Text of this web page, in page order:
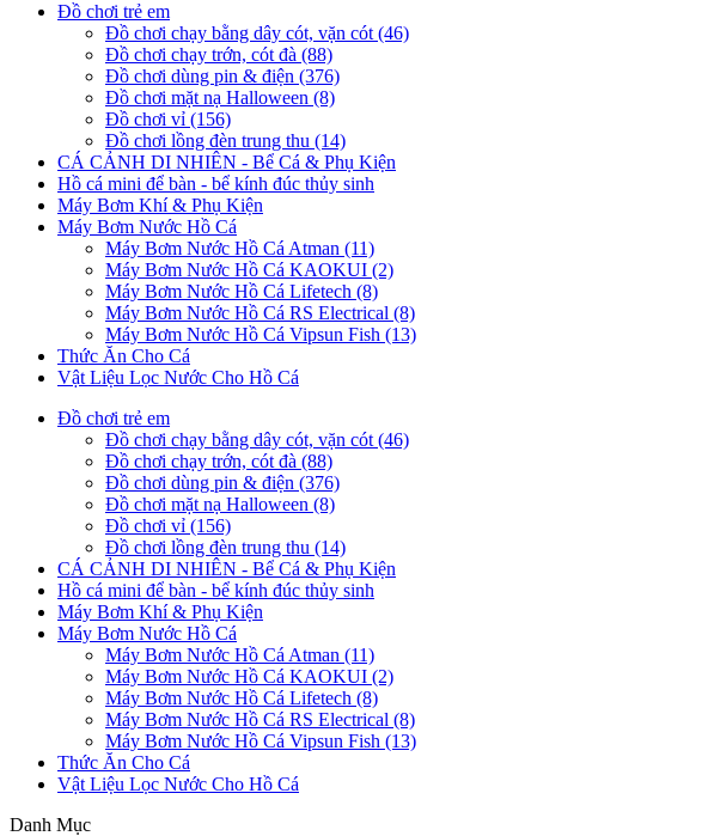
Đồ chơi trẻ em
Đồ chơi chạy bằng dây cót, vặn cót (46)
Đồ chơi chạy trớn, cót đà (88)
Đồ chơi dùng pin & điện (376)
Đồ chơi mặt nạ Halloween (8)
Đồ chơi vỉ (156)
Đồ chơi lồng đèn trung thu (14)
CÁ CẢNH DI NHIÊN - Bể Cá & Phụ Kiện
Hồ cá mini để bàn - bể kính đúc thủy sinh
Máy Bơm Khí & Phụ Kiện
Máy Bơm Nước Hồ Cá
Máy Bơm Nước Hồ Cá Atman (11)
Máy Bơm Nước Hồ Cá KAOKUI (2)
Máy Bơm Nước Hồ Cá Lifetech (8)
Máy Bơm Nước Hồ Cá RS Electrical (8)
Máy Bơm Nước Hồ Cá Vipsun Fish (13)
Thức Ăn Cho Cá
Vật Liệu Lọc Nước Cho Hồ Cá
Đồ chơi trẻ em
Đồ chơi chạy bằng dây cót, vặn cót (46)
Đồ chơi chạy trớn, cót đà (88)
Đồ chơi dùng pin & điện (376)
Đồ chơi mặt nạ Halloween (8)
Đồ chơi vỉ (156)
Đồ chơi lồng đèn trung thu (14)
CÁ CẢNH DI NHIÊN - Bể Cá & Phụ Kiện
Hồ cá mini để bàn - bể kính đúc thủy sinh
Máy Bơm Khí & Phụ Kiện
Máy Bơm Nước Hồ Cá
Máy Bơm Nước Hồ Cá Atman (11)
Máy Bơm Nước Hồ Cá KAOKUI (2)
Máy Bơm Nước Hồ Cá Lifetech (8)
Máy Bơm Nước Hồ Cá RS Electrical (8)
Máy Bơm Nước Hồ Cá Vipsun Fish (13)
Thức Ăn Cho Cá
Vật Liệu Lọc Nước Cho Hồ Cá
Danh Mục